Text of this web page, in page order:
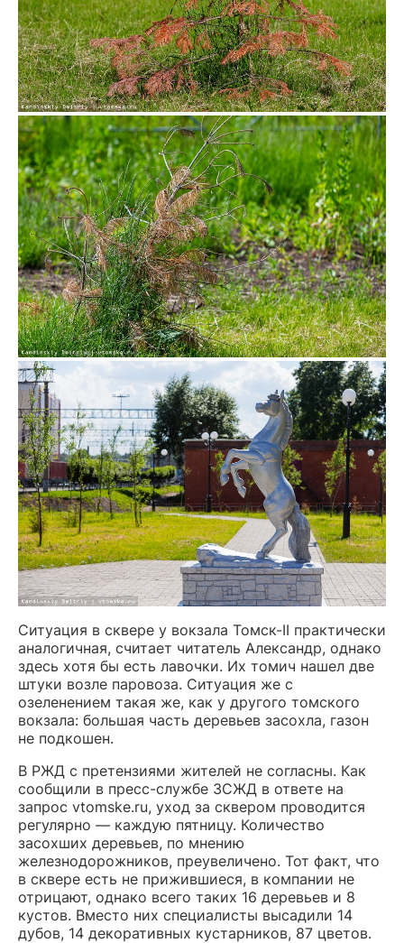
Ситуация в сквере у вокзала Томск-II практически
аналогичная, считает читатель Александр, однако
здесь хотя бы есть лавочки. Их томич нашел две
штуки возле паровоза. Ситуация же с
озеленением такая же, как у другого томского
вокзала: большая часть деревьев засохла, газон
не подкошен.
В РЖД с претензиями жителей не согласны. Как
сообщили в пресс-службе ЗСЖД в ответе на
запрос vtomske.ru, уход за сквером проводится
регулярно — каждую пятницу. Количество
засохших деревьев, по мнению
железнодорожников, преувеличено. Тот факт, что
в сквере есть не прижившиеся, в компании не
отрицают, однако всего таких 16 деревьев и 8
кустов. Вместо них специалисты высадили 14
дубов, 14 декоративных кустарников, 87 цветов.